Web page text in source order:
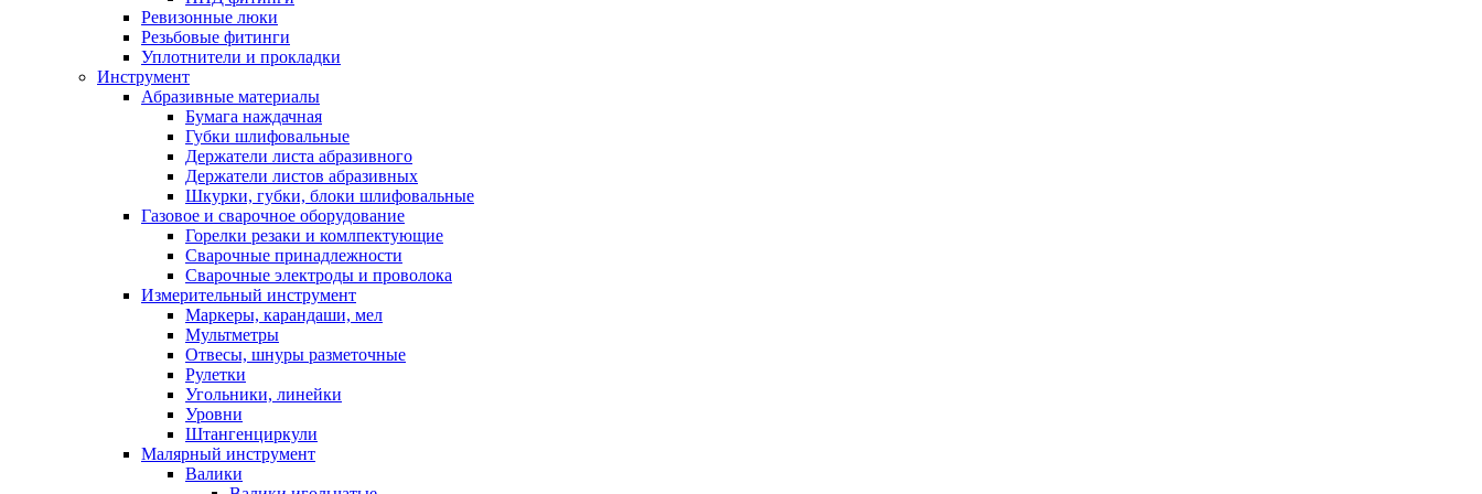
Ревизонные люки
Резьбовые фитинги
Уплотнители и прокладки
Инструмент
Абразивные материалы
Бумага наждачная
Губки шлифовальные
Держатели листа абразивного
Держатели листов абразивных
Шкурки, губки, блоки шлифовальные
Газовое и сварочное оборудование
Горелки резаки и комлпектующие
Сварочные принадлежности
Сварочные электроды и проволока
Измерительный инструмент
Маркеры, карандаши, мел
Мультметры
Отвесы, шнуры разметочные
Рулетки
Угольники, линейки
Уровни
Штангенциркули
Малярный инструмент
Валики